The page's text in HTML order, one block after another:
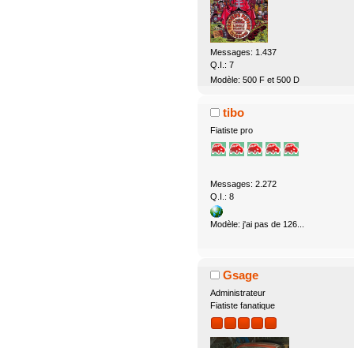
Messages: 1.437
Q.I.: 7
Modèle: 500 F et 500 D
tibo
Fiatiste pro
Messages: 2.272
Q.I.: 8
Modèle: j'ai pas de 126...
Gsage
Administrateur
Fiatiste fanatique